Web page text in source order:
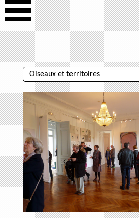
Oiseaux et territoires